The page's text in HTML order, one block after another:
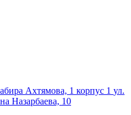
Ахтямова, 1 корпус 1 ул.
Назарбаева, 10